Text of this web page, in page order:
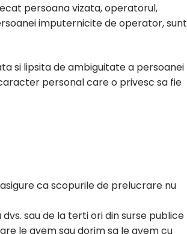
persoana vizata, operatorul,
imputernicite de operator, sunt
si lipsita de ambiguitate a persoanei
personal care o privesc sa fie
ca scopurile de prelucrare nu
sau de la terti ori din surse publice
le avem sau dorim sa le avem cu